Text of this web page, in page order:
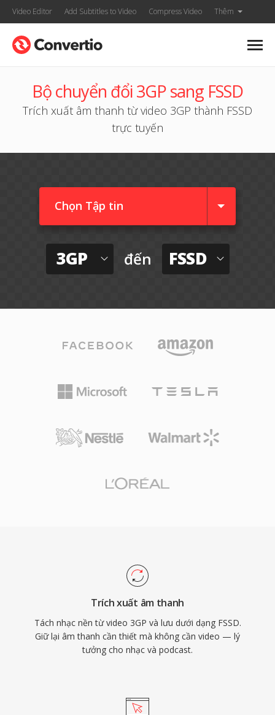
Video Editor Add Subtitles to Video Compress Video Thêm
Bộ chuyển đổi 3GP sang FSSD
Trích xuất âm thanh từ video 3GP thành FSSD
trực tuyến
Chọn Tập tin
3GP đến FSSD
Trích xuất âm thanh
Tách nhạc nền từ video 3GP và lưu dưới dạng FSSD.
Giữ lại âm thanh cần thiết mà không cần video — lý
tưởng cho nhạc và podcast.